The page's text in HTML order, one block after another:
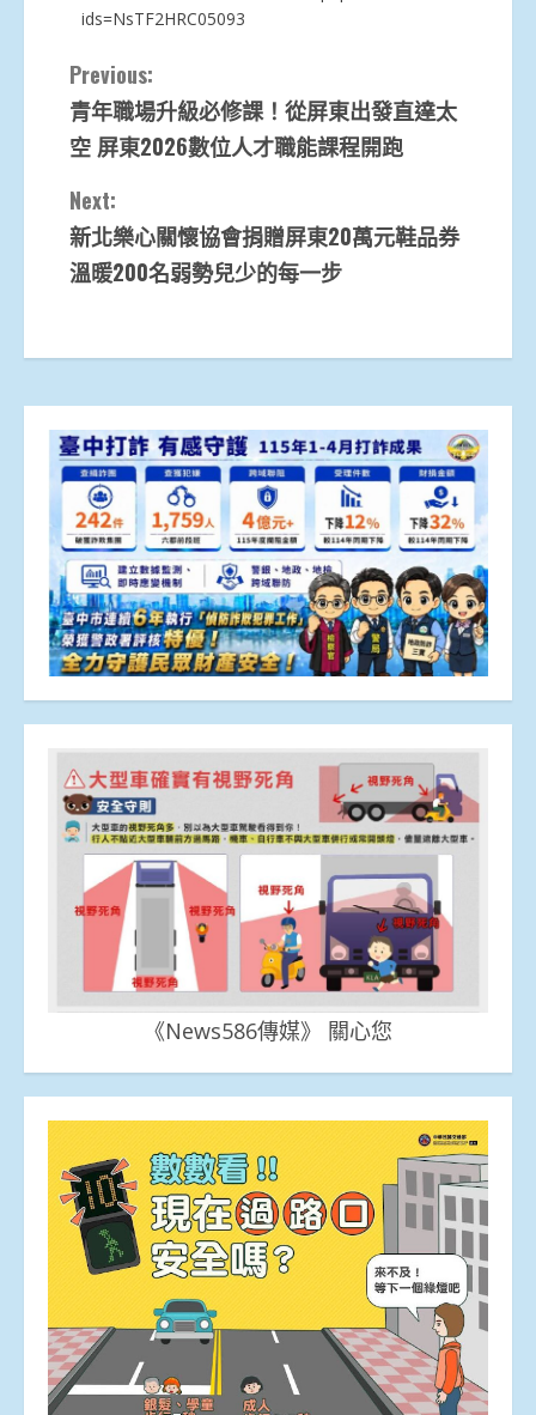
ids=NsTF2HRC05093
Continue
Reading
Previous:
青年職場升級必修課！從屏東出發直達太
空 屏東2026數位人才職能課程開跑
Next:
新北樂心關懷協會捐贈屏東20萬元鞋品券
溫暖200名弱勢兒少的每一步
《News586傳媒》 關心您